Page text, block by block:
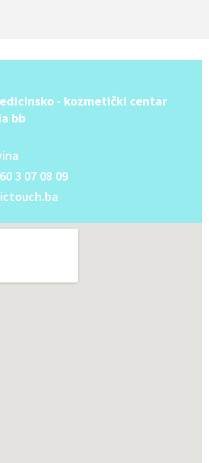
- kozmetički centar
bb
3 07 08 09